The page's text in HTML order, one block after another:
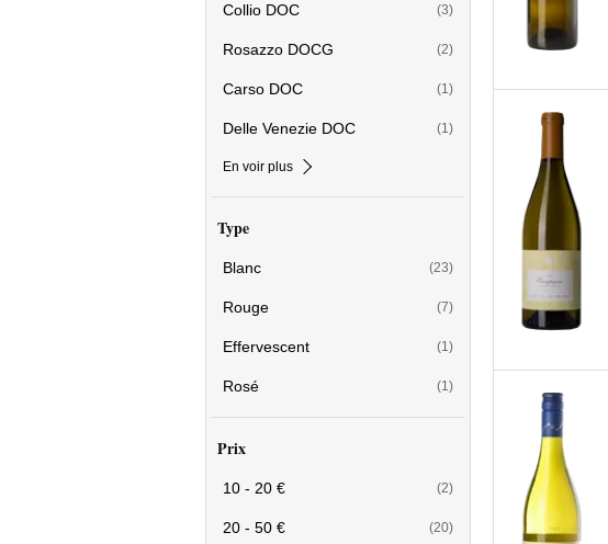
Collio DOC (3)
Rosazzo DOCG (2)
Carso DOC (1)
Delle Venezie DOC (1)
En voir plus
Type
Blanc (23)
Rouge (7)
Effervescent (1)
Rosé (1)
Prix
10 - 20 € (2)
20 - 50 € (20)